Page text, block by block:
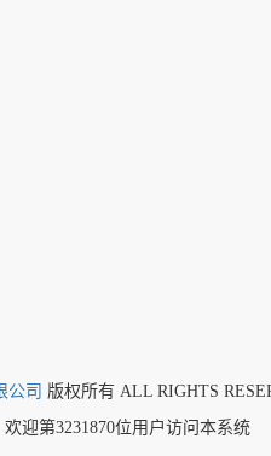
公司 版权所有 ALL RIGHTS
欢迎第3231870位用户访问本系统